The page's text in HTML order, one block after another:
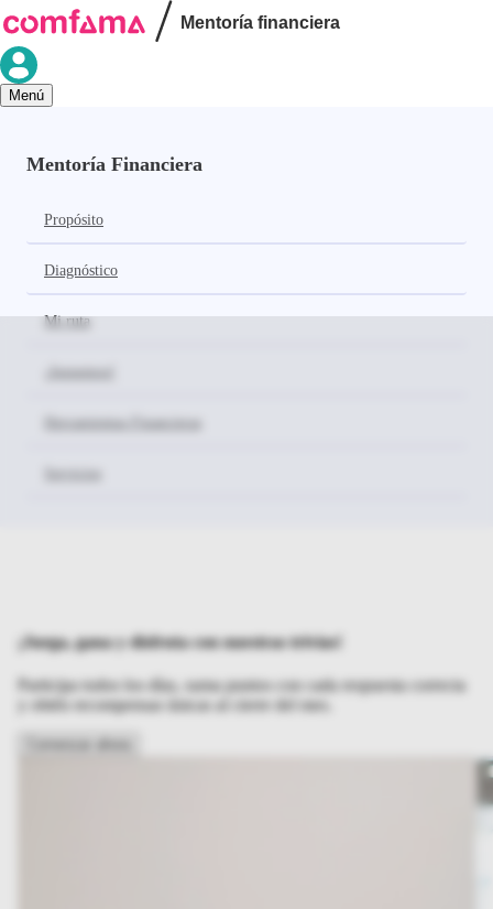
Menú
Mentoría Financiera
Propósito
Diagnóstico
Mi ruta
¡Juguemos!
Herramientas Financieras
Servicios
¡Juega, gana y disfruta con nuestras trivias!
Participa todos los días, suma puntos con cada respuesta correcta
y obtén recompensas únicas al cierre del mes.